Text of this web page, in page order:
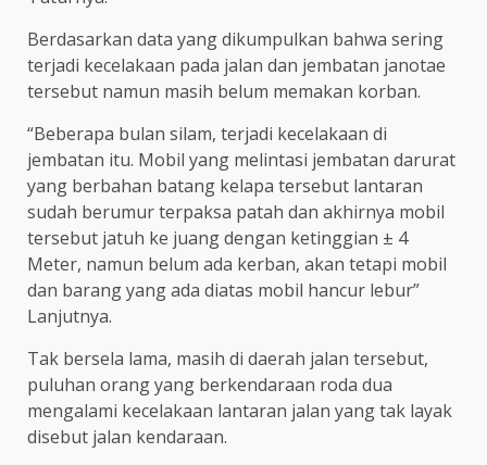
Berdasarkan data yang dikumpulkan bahwa sering
terjadi kecelakaan pada jalan dan jembatan janotae
tersebut namun masih belum memakan korban.
“Beberapa bulan silam, terjadi kecelakaan di
jembatan itu. Mobil yang melintasi jembatan darurat
yang berbahan batang kelapa tersebut lantaran
sudah berumur terpaksa patah dan akhirnya mobil
tersebut jatuh ke juang dengan ketinggian ± 4
Meter, namun belum ada kerban, akan tetapi mobil
dan barang yang ada diatas mobil hancur lebur”
Lanjutnya.
Tak bersela lama, masih di daerah jalan tersebut,
puluhan orang yang berkendaraan roda dua
mengalami kecelakaan lantaran jalan yang tak layak
disebut jalan kendaraan.